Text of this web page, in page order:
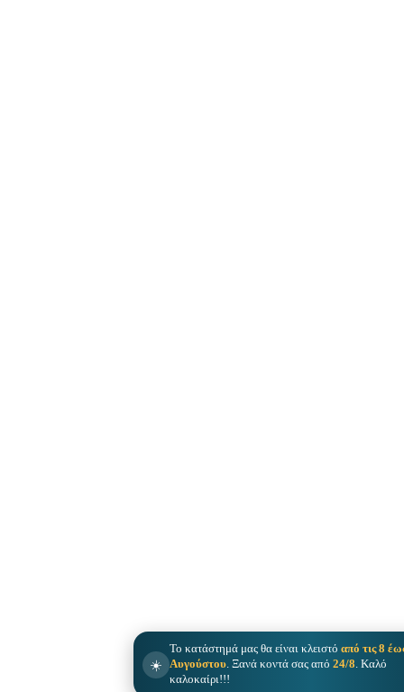
☀️
Το κατάστημά μας θα είναι κλειστό από τις 8
Αυγούστου. Ξανά κοντά σας από 24/8. Καλό
καλοκαίρι!!!